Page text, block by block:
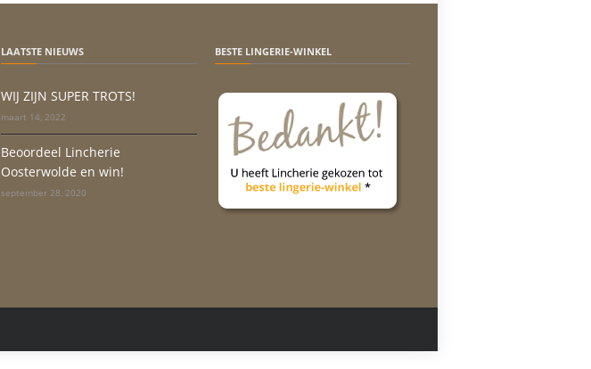
LAATSTE NIEUWS
WIJ ZIJN SUPER TROTS!
maart 14, 2022
Beoordeel Lincherie
Oosterwolde en win!
september 28, 2020
BESTE LINGERIE-WINKEL